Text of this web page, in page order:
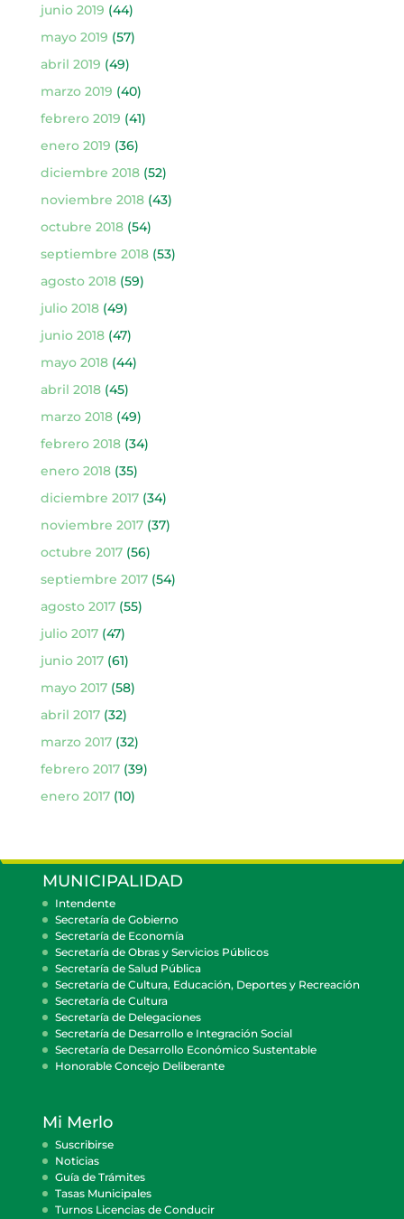
junio 2019 (44)
mayo 2019 (57)
abril 2019 (49)
marzo 2019 (40)
febrero 2019 (41)
enero 2019 (36)
diciembre 2018(52)
noviembre 2018(43)
octubre 2018(54)
septiembre 2018(53)
agosto 2018(59)
julio 2018(49)
junio 2018(47)
mayo 2018(44)
abril 2018(45)
marzo 2018(49)
febrero 2018(34)
enero 2018(35)
diciembre 2017(34)
noviembre 2017(37)
octubre 2017(56)
septiembre 2017(54)
agosto 2017(55)
julio 2017(47)
junio 2017(61)
mayo 2017(58)
abril 2017(32)
marzo 2017(32)
febrero 2017(39)
enero 2017(10)
MUNICIPALIDAD
Intendente
Secretaría de Gobierno
Secretaría de Economía
Secretaría de Obras y Servicios Públicos
Secretaría de Salud Pública
Secretaría de Cultura, Educación, Deportes y Recreación
Secretaría de Cultura
Secretaría de Delegaciones
Secretaría de Desarrollo e Integración Social
Secretaría de Desarrollo Económico Sustentable
Honorable Concejo Deliberante
Mi Merlo
Suscribirse
Noticias
Guía de Trámites
Tasas Municipales
Turnos Licencias de Conducir